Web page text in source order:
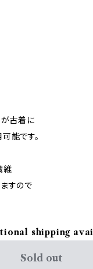
が古着に
能です。
維
すので
shipping
Sold out